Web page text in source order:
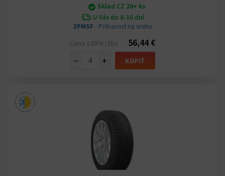
Sklad CZ 20+ ks
U Vás do 8-10 dní
3PMSF- Priľnavosť na snehu
Cena s DPH /1ks
56,44 €
−
+ KÚPIŤ